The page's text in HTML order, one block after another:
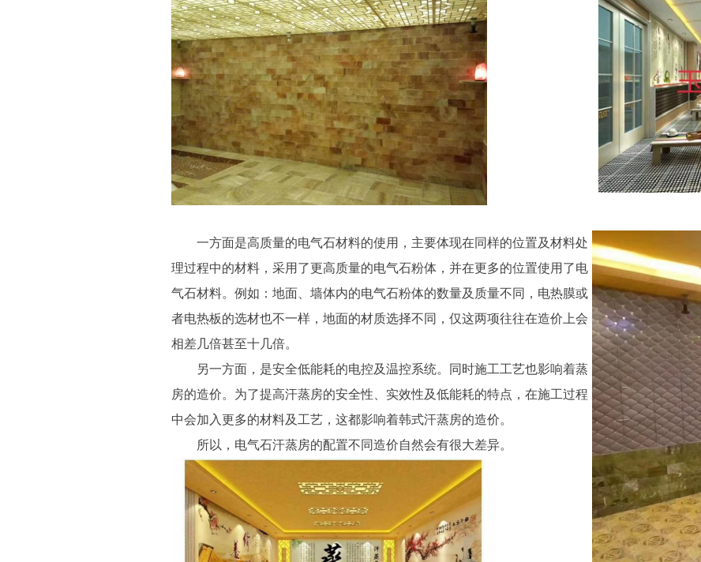
一方面是高质量的电气石材料的使用，主要体现在同样的位置及材料处
理过程中的材料，采用了更高质量的电气石粉体，并在更多的位置使用了电
气石材料。例如：地面、墙体内的电气石粉体的数量及质量不同，电热膜或
者电热板的选材也不一样，地面的材质选择不同，仅这两项往往在造价上会
相差几倍甚至十几倍。
另一方面，是安全低能耗的电控及温控系统。同时施工工艺也影响着蒸
房的造价。为了提高汗蒸房的安全性、实效性及低能耗的特点，在施工过程
中会加入更多的材料及工艺，这都影响着韩式汗蒸房的造价。
所以，电气石汗蒸房的配置不同造价自然会有很大差异。